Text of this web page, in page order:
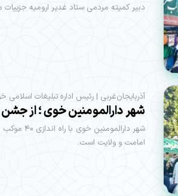
دبیر کمیته مردمی ستاد غدیر ارومیه جزییات
آذربایجان‌غربی | رئیس اداره تبلیغات اسلامی
شهر دارالمومنین خوی ؛ از
امامت و ولایت است.